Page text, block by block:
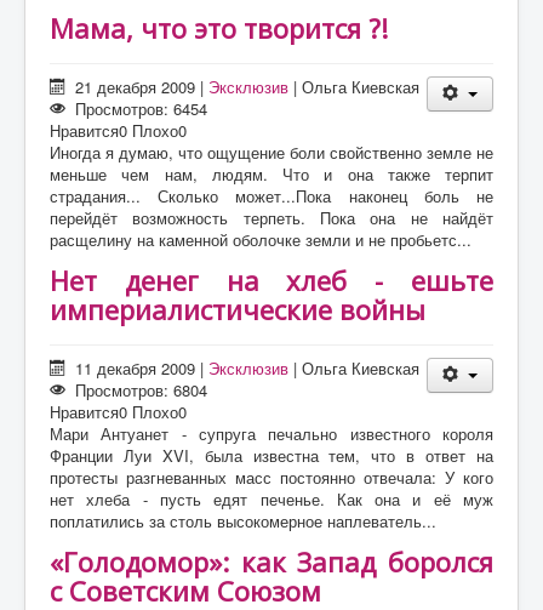
Мама, что это творится ?!
21 декабря 2009 | Эксклюзив |Ольга Киевская
Просмотров: 6454
Нравится0 Плохо0
Иногда я думаю, что ощущение боли свойственно земле не
меньше чем нам, людям. Что и она также терпит
страдания... Сколько может...Пока наконец боль не
перейдёт возможность терпеть. Пока она не найдёт
расщелину на каменной оболочке земли и не пробьетс...
Нет денег на хлеб - ешьте
империалистические войны
11 декабря 2009 | Эксклюзив |Ольга Киевская
Просмотров: 6804
Нравится0 Плохо0
Мари Антуанет - супруга печально известного короля
Франции Луи XVI, была известна тем, что в ответ на
протесты разгневанных масс постоянно отвечала: У кого
нет хлеба - пусть едят печенье. Как она и её муж
поплатились за столь высокомерное наплеватель...
«Голодомор»: как Запад боролся
с Советским Союзом